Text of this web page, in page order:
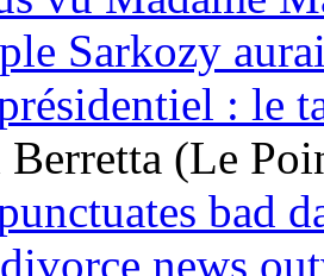
Sarkozy
: le
Berretta (Le
bad
news